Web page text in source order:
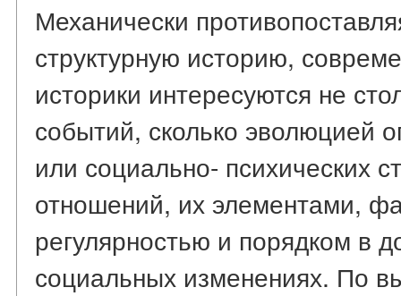
Механически
структурную историю,
историки интересуются не
событий, сколько эволюцией
или социально- психических
отношений, их элементами,
регулярностью и порядком в
социальных изменениях. По